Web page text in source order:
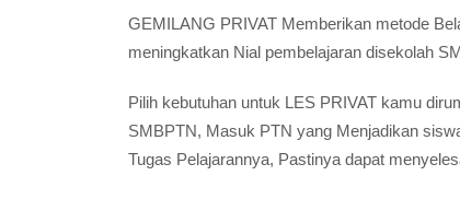
GEMILANG PRIVAT Memberikan metode
meningkatkan Nial pembelajaran disekolah
Pilih kebutuhan untuk LES PRIVAT kamu
SMBPTN, Masuk PTN yang Menjadikan
Tugas Pelajarannya, Pastinya dapat